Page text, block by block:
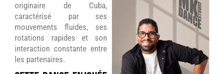
originaire de Cuba,
caractérisé par ses
mouvements fluides, ses
rotations rapides et son
interaction constante entre
les partenaires.